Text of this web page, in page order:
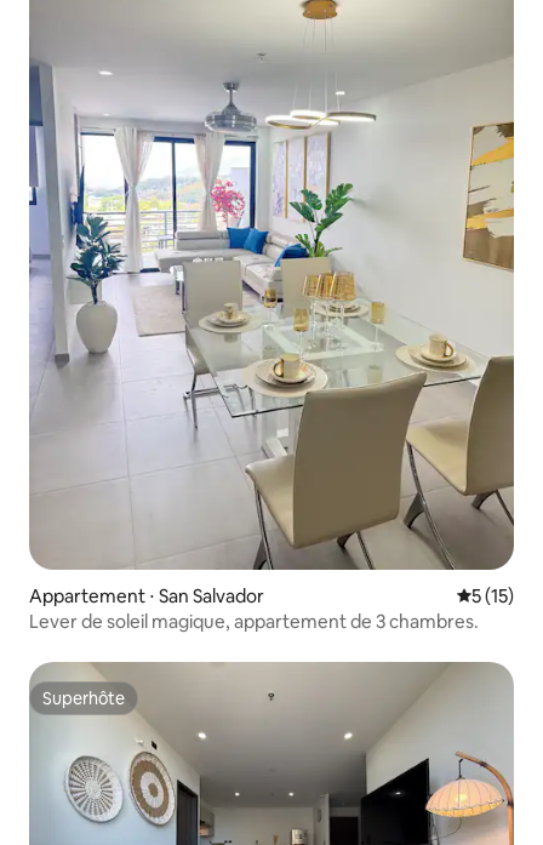
Appartement ⋅ San Salvador
5 (15)
Lever de soleil magique, appartement de 3 chambres.
Superhôte
Superhôte